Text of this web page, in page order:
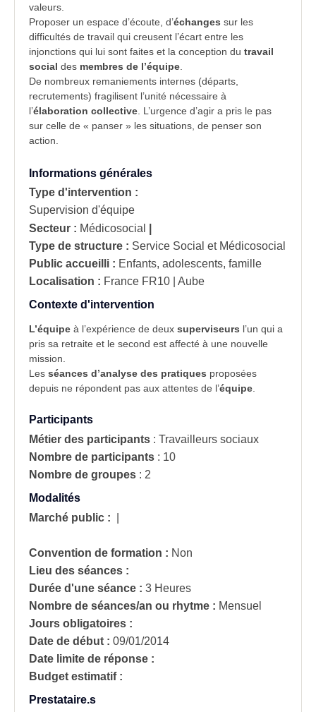
valeurs.
Proposer un espace d’écoute, d’échanges sur les
difficultés de travail qui creusent l’écart entre les
injonctions qui lui sont faites et la conception du travail
social des membres de l’équipe
De nombreux remaniements internes (départs,
recrutements) fragilisent l’unité nécessaire à
l’élaboration collective . L’urgence d’agir a pris le pas
sur celle de « panser » les situations, de penser son
action.
Informations générales
Type d'intervention :
Supervision d'équipe
Secteur : Médicosocial
Type de structure : Service Social et Médicosocial
Public accueilli : Enfants, adolescents, famille
Localisation : France FR10 | Aube
Contexte d'intervention
L’équipe à l’expérience de deux superviseurs l’un qui a
pris sa retraite et le second est affecté à une nouvelle
mission.
Les séances d’analyse des pratiques proposées
depuis ne répondent pas aux attentes de l’équipe
Participants
Métier des participants : Travailleurs sociaux
Nombre de participants : 10
Nombre de groupes : 2
Modalités
Marché public :
Convention de formation : Non
Lieu des séances :
Durée d'une séance : 3 Heures
Nombre de séances/an ou rhytme : Mensuel
Jours obligatoires :
Date de début : 09/01/2014
Date limite de réponse :
Budget estimatif :
Prestataire.s